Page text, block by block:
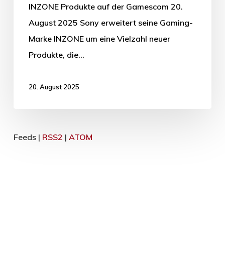
INZONE Produkte auf der Gamescom 20.
August 2025 Sony erweitert seine Gaming-
Marke INZONE um eine Vielzahl neuer
Produkte, die…
20. August 2025
Feeds | RSS2 | ATOM